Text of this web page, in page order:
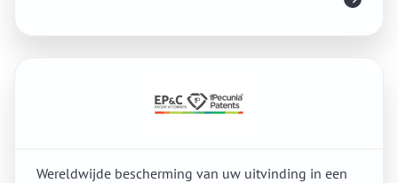
Wereldwijde bescherming van uw uitvinding in een